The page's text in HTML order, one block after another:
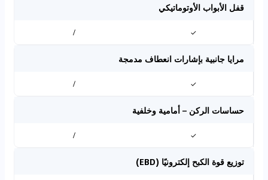
قفل الأبواب الأوتوماتيكي
✓
/
مرايا جانبية بإشارات انعطاف مدمجة
✓
/
حساسات الركن – أمامية وخلفية
✓
/
توزيع قوة الكبح إلكترونيًا (EBD)